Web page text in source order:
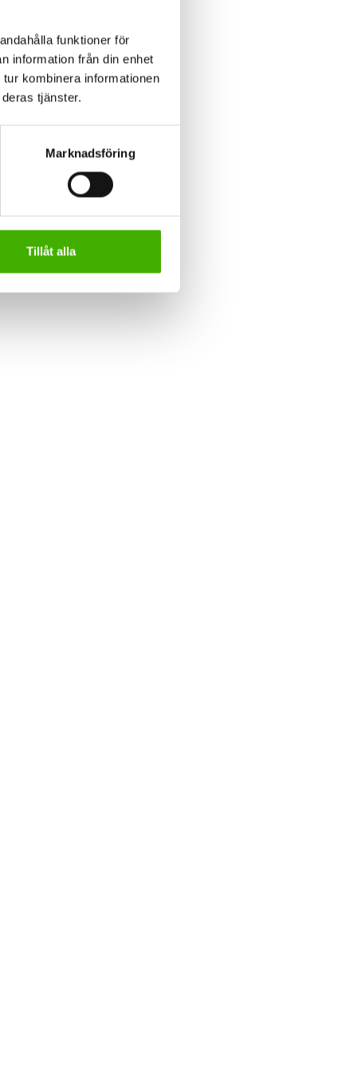
funktioner för
information från din enhet
kombinera informationen
tjänster.
Marknadsföring
Tillåt alla